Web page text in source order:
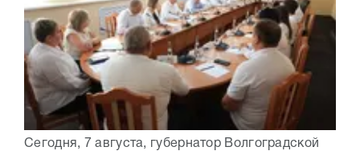
Сегодня, 7 августа, губернатор Волгоградской